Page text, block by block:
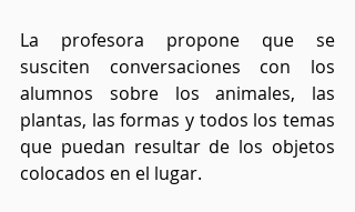
La profesora propone que se
susciten conversaciones con los
alumnos sobre los animales, las
plantas, las formas y todos los temas
que puedan resultar de los objetos
colocados en el lugar.